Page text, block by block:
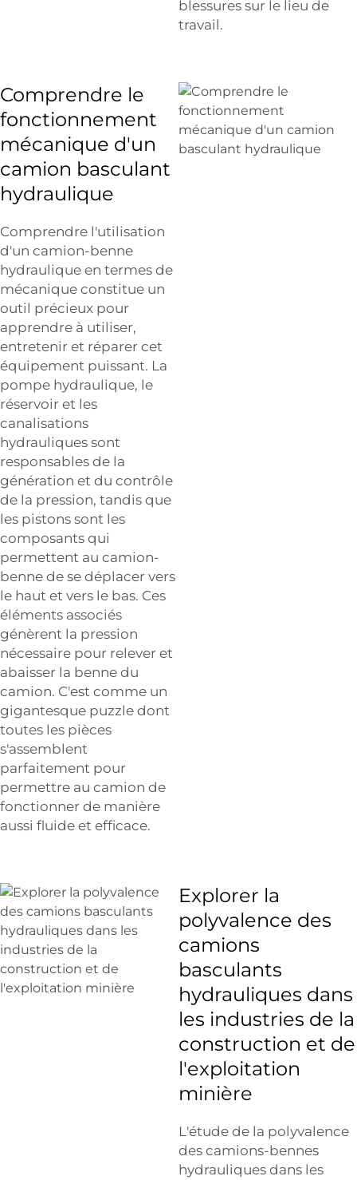
blessures sur le lieu de
travail.
Comprendre le
fonctionnement
mécanique d'un
camion basculant
hydraulique
Comprendre l'utilisation
d'un camion-benne
hydraulique en termes de
mécanique constitue un
outil précieux pour
apprendre à utiliser,
entretenir et réparer cet
équipement puissant. La
pompe hydraulique, le
réservoir et les
canalisations
hydrauliques sont
responsables de la
génération et du contrôle
de la pression, tandis que
les pistons sont les
composants qui
permettent au camion-
benne de se déplacer vers
le haut et vers le bas. Ces
éléments associés
génèrent la pression
nécessaire pour relever et
abaisser la benne du
camion. C'est comme un
gigantesque puzzle dont
toutes les pièces
s'assemblent
parfaitement pour
permettre au camion de
fonctionner de manière
aussi fluide et efficace.
Explorer la
polyvalence des
camions
basculants
hydrauliques dans
les industries de la
construction et de
l'exploitation
minière
L'étude de la polyvalence
des camions-bennes
hydrauliques dans les